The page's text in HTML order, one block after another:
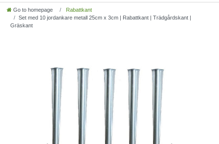
Go to homepage
Rabattkant
Set med 10 jordankare metall 25cm x 3cm | Rabattkant | Trädgårdskant |
Gräskant